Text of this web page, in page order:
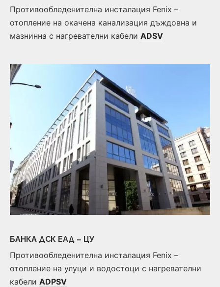
Противообледенителна инсталация Fenix –
отопление на окачена канализация дъждовна и
мазнинна с нагревателни кабели ADSV
БАНКА ДСК ЕАД – ЦУ
Противообледенителна инсталация Fenix –
отопление на улуци и водостоци с нагревателни
кабели ADPSV